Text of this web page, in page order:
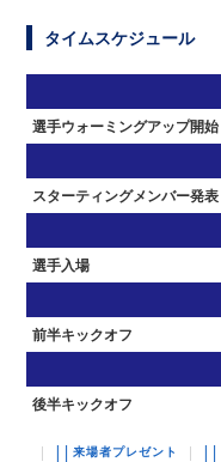
タイムスケジュール
選手ウォーミングアップ開始
スターティングメンバー発表
選手入場
前半キックオフ
後半キックオフ
来場者プレゼント